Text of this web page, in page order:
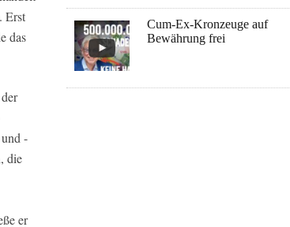
Erst
das
-
die
er
Cum-Ex-Kronzeuge auf
Bewährung frei